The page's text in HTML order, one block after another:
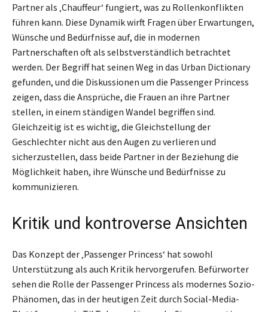
Partner als ‚Chauffeur‘ fungiert, was zu Rollenkonflikten
führen kann. Diese Dynamik wirft Fragen über Erwartungen,
Wünsche und Bedürfnisse auf, die in modernen
Partnerschaften oft als selbstverständlich betrachtet
werden. Der Begriff hat seinen Weg in das Urban Dictionary
gefunden, und die Diskussionen um die Passenger Princess
zeigen, dass die Ansprüche, die Frauen an ihre Partner
stellen, in einem ständigen Wandel begriffen sind.
Gleichzeitig ist es wichtig, die Gleichstellung der
Geschlechter nicht aus den Augen zu verlieren und
sicherzustellen, dass beide Partner in der Beziehung die
Möglichkeit haben, ihre Wünsche und Bedürfnisse zu
kommunizieren.
Kritik und kontroverse Ansichten
Das Konzept der ‚Passenger Princess‘ hat sowohl
Unterstützung als auch Kritik hervorgerufen. Befürworter
sehen die Rolle der Passenger Princess als modernes Sozio-
Phänomen, das in der heutigen Zeit durch Social-Media-